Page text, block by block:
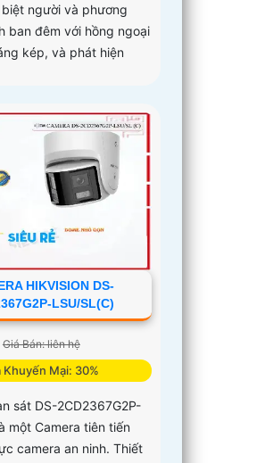
người và phương
ban đêm với hồng ngoại
kép, và phát hiện
HIKVISION DS-
LSU/SL(C)
Giá Bán: liên hệ
Khuyến Mại: 30%
sát DS-2CD2367G2P-
một Camera tiên tiến
camera an ninh. Thiết